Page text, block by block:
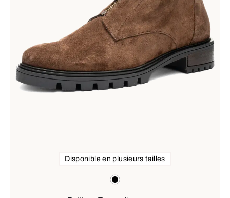
black
Disponible en plusieurs tailles